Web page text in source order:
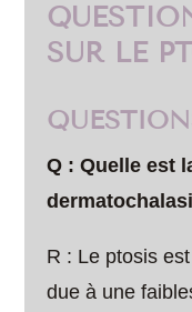
SUR LE
Q : Quelle est
R : Le ptosis
due à une